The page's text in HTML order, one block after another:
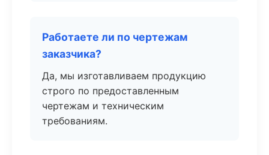
Работаете ли по чертежам
заказчика?
Да, мы изготавливаем продукцию
строго по предоставленным
чертежам и техническим
требованиям.